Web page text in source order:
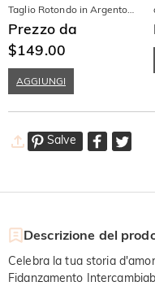
Taglio Rotondo in Argento
Sterling
Prezzo da
$149.00
AGGIUNGI
Salve
Descrizione del
Celebra la tua storia
Fidanzamento